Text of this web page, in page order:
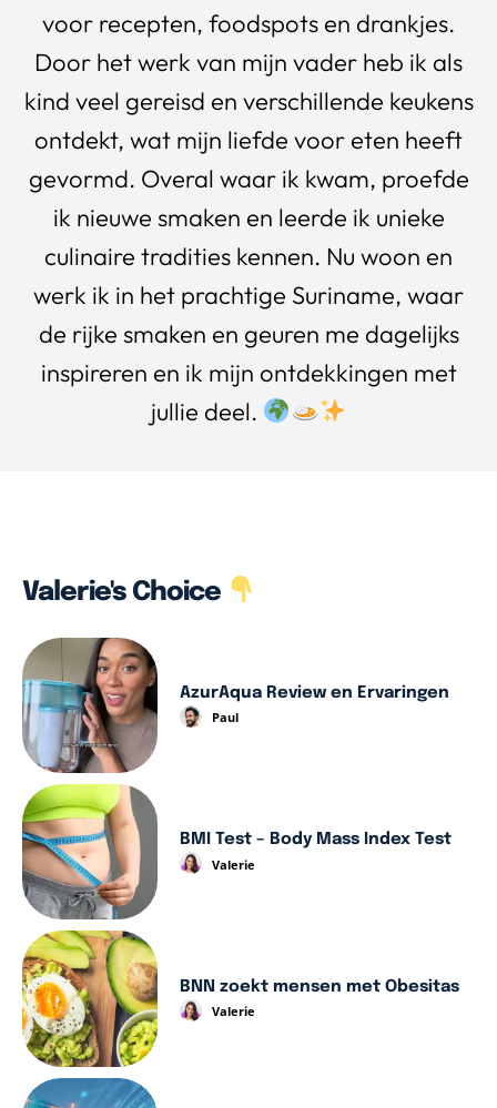
voor recepten, foodspots en drankjes.
Door het werk van mijn vader heb ik als
kind veel gereisd en verschillende keukens
ontdekt, wat mijn liefde voor eten heeft
gevormd. Overal waar ik kwam, proefde
ik nieuwe smaken en leerde ik unieke
culinaire tradities kennen. Nu woon en
werk ik in het prachtige Suriname, waar
de rijke smaken en geuren me dagelijks
inspireren en ik mijn ontdekkingen met
jullie deel.
Valerie's Choice
AzurAqua Review en Ervaringen
Paul
BMI Test – Body Mass Index Test
Valerie
BNN zoekt mensen met Obesitas
Valerie